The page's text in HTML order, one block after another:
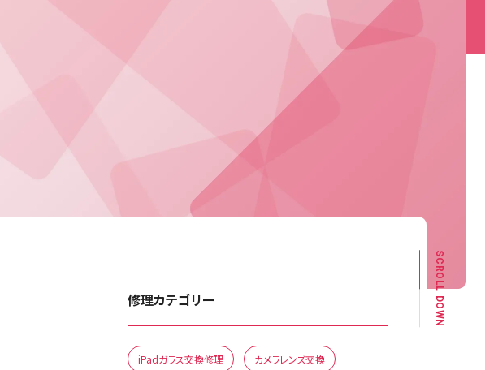
SCROLL DOWN
修理カテゴリー
iPadガラス交換修理 カメラレンズ交換